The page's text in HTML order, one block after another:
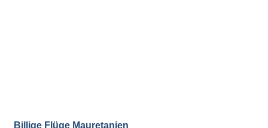
Billige Flüge Mauretanien